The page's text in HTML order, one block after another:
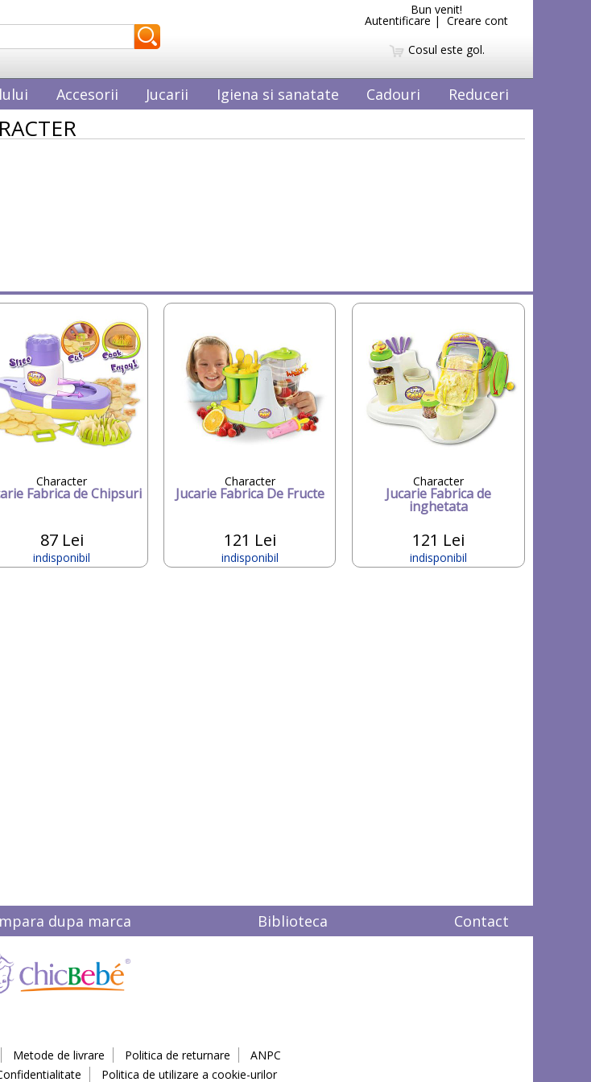
Bun venit!
Autentificare | Creare cont
Cosul este gol.
Accesorii Jucarii Igiena si sanatate Cadouri
Reduceri
Character
Fabrica de Chipsuri
87 Lei
indisponibil
Character
Jucarie Fabrica De Fructe
121 Lei
indisponibil
Character
Jucarie Fabrica de
inghetata
121 Lei
indisponibil
dupa marca Biblioteca Contact
Metode de livrare Politica de returnare
ANPC
Politica de utilizare a cookie-urilor